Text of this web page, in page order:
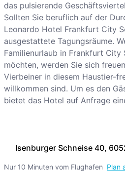
Isenburger Schneise 40,
Nur 10 Minuten vom Flughafen Plan
das pulsierende
Sollten Sie beruflich auf der
Leonardo Hotel Frankfurt City
ausgestattete Tagungsräume.
Familienurlaub in Frankfurt City
möchten, werden Sie sich
Vierbeiner in diesem Haustier-
willkommen sind. Um es den
bietet das Hotel auf Anfrage